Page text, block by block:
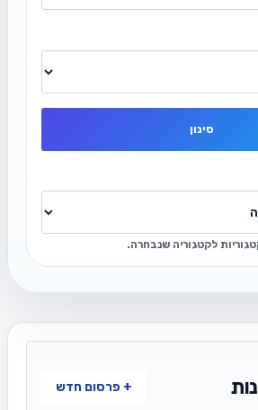
סינון
לקטגוריה שנבחרה.
+ פרסום חדש